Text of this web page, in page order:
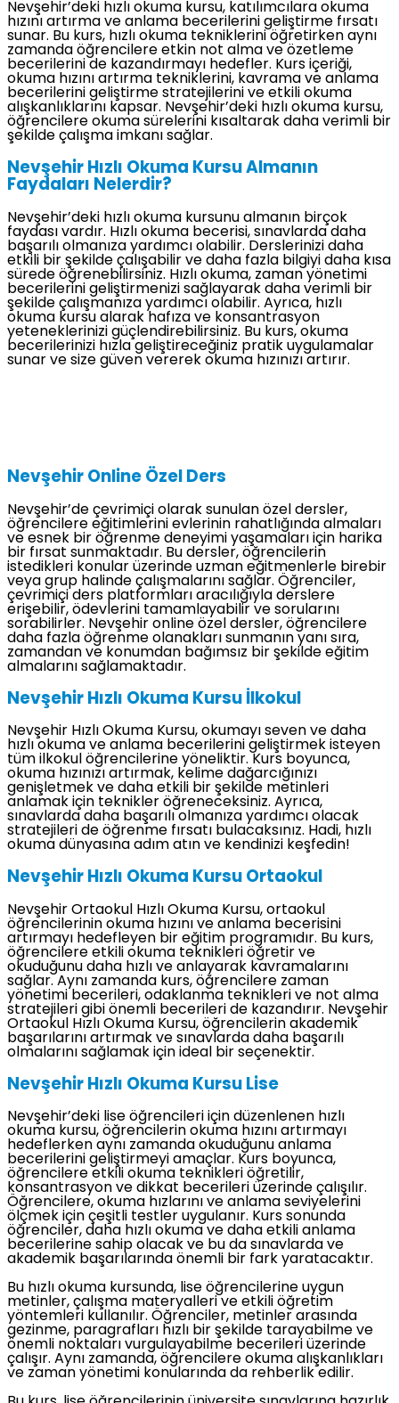
Nevşehir’deki hızlı okuma kursu, katılımcılara okuma
hızını artırma ve anlama becerilerini geliştirme fırsatı
sunar. Bu kurs, hızlı okuma tekniklerini öğretirken aynı
zamanda öğrencilere etkin not alma ve özetleme
becerilerini de kazandırmayı hedefler. Kurs içeriği,
okuma hızını artırma tekniklerini, kavrama ve anlama
becerilerini geliştirme stratejilerini ve etkili okuma
alışkanlıklarını kapsar. Nevşehir’deki hızlı okuma kursu,
öğrencilere okuma sürelerini kısaltarak daha verimli bir
şekilde çalışma imkanı sağlar.
Nevşehir Hızlı Okuma Kursu Almanın
Faydaları Nelerdir?
Nevşehir’deki hızlı okuma kursunu almanın birçok
faydası vardır. Hızlı okuma becerisi, sınavlarda daha
başarılı olmanıza yardımcı olabilir. Derslerinizi daha
etkili bir şekilde çalışabilir ve daha fazla bilgiyi daha kısa
sürede öğrenebilirsiniz. Hızlı okuma, zaman yönetimi
becerilerini geliştirmenizi sağlayarak daha verimli bir
şekilde çalışmanıza yardımcı olabilir. Ayrıca, hızlı
okuma kursu alarak hafıza ve konsantrasyon
yeteneklerinizi güçlendirebilirsiniz. Bu kurs, okuma
becerilerinizi hızla geliştireceğiniz pratik uygulamalar
sunar ve size güven vererek okuma hızınızı artırır.
Nevşehir Online Özel Ders
Nevşehir’de çevrimiçi olarak sunulan özel dersler,
öğrencilere eğitimlerini evlerinin rahatlığında almaları
ve esnek bir öğrenme deneyimi yaşamaları için harika
bir fırsat sunmaktadır. Bu dersler, öğrencilerin
istedikleri konular üzerinde uzman eğitmenlerle birebir
veya grup halinde çalışmalarını sağlar. Öğrenciler,
çevrimiçi ders platformları aracılığıyla derslere
erişebilir, ödevlerini tamamlayabilir ve sorularını
sorabilirler. Nevşehir online özel dersler, öğrencilere
daha fazla öğrenme olanakları sunmanın yanı sıra,
zamandan ve konumdan bağımsız bir şekilde eğitim
almalarını sağlamaktadır.
Nevşehir Hızlı Okuma Kursu İlkokul
Nevşehir Hızlı Okuma Kursu, okumayı seven ve daha
hızlı okuma ve anlama becerilerini geliştirmek isteyen
tüm ilkokul öğrencilerine yöneliktir. Kurs boyunca,
okuma hızınızı artırmak, kelime dağarcığınızı
genişletmek ve daha etkili bir şekilde metinleri
anlamak için teknikler öğreneceksiniz. Ayrıca,
sınavlarda daha başarılı olmanıza yardımcı olacak
stratejileri de öğrenme fırsatı bulacaksınız. Hadi, hızlı
okuma dünyasına adım atın ve kendinizi keşfedin!
Nevşehir Hızlı Okuma Kursu Ortaokul
Nevşehir Ortaokul Hızlı Okuma Kursu, ortaokul
öğrencilerinin okuma hızını ve anlama becerisini
artırmayı hedefleyen bir eğitim programıdır. Bu kurs,
öğrencilere etkili okuma teknikleri öğretir ve
okuduğunu daha hızlı ve anlayarak kavramalarını
sağlar. Aynı zamanda kurs, öğrencilere zaman
yönetimi becerileri, odaklanma teknikleri ve not alma
stratejileri gibi önemli becerileri de kazandırır. Nevşehir
Ortaokul Hızlı Okuma Kursu, öğrencilerin akademik
başarılarını artırmak ve sınavlarda daha başarılı
olmalarını sağlamak için ideal bir seçenektir.
Nevşehir Hızlı Okuma Kursu Lise
Nevşehir’deki lise öğrencileri için düzenlenen hızlı
okuma kursu, öğrencilerin okuma hızını artırmayı
hedeflerken aynı zamanda okuduğunu anlama
becerilerini geliştirmeyi amaçlar. Kurs boyunca,
öğrencilere etkili okuma teknikleri öğretilir,
konsantrasyon ve dikkat becerileri üzerinde çalışılır.
Öğrencilere, okuma hızlarını ve anlama seviyelerini
ölçmek için çeşitli testler uygulanır. Kurs sonunda
öğrenciler, daha hızlı okuma ve daha etkili anlama
becerilerine sahip olacak ve bu da sınavlarda ve
akademik başarılarında önemli bir fark yaratacaktır.
Bu hızlı okuma kursunda, lise öğrencilerine uygun
metinler, çalışma materyalleri ve etkili öğretim
yöntemleri kullanılır. Öğrenciler, metinler arasında
gezinme, paragrafları hızlı bir şekilde tarayabilme ve
önemli noktaları vurgulayabilme becerileri üzerinde
çalışır. Aynı zamanda, öğrencilere okuma alışkanlıkları
ve zaman yönetimi konularında da rehberlik edilir.